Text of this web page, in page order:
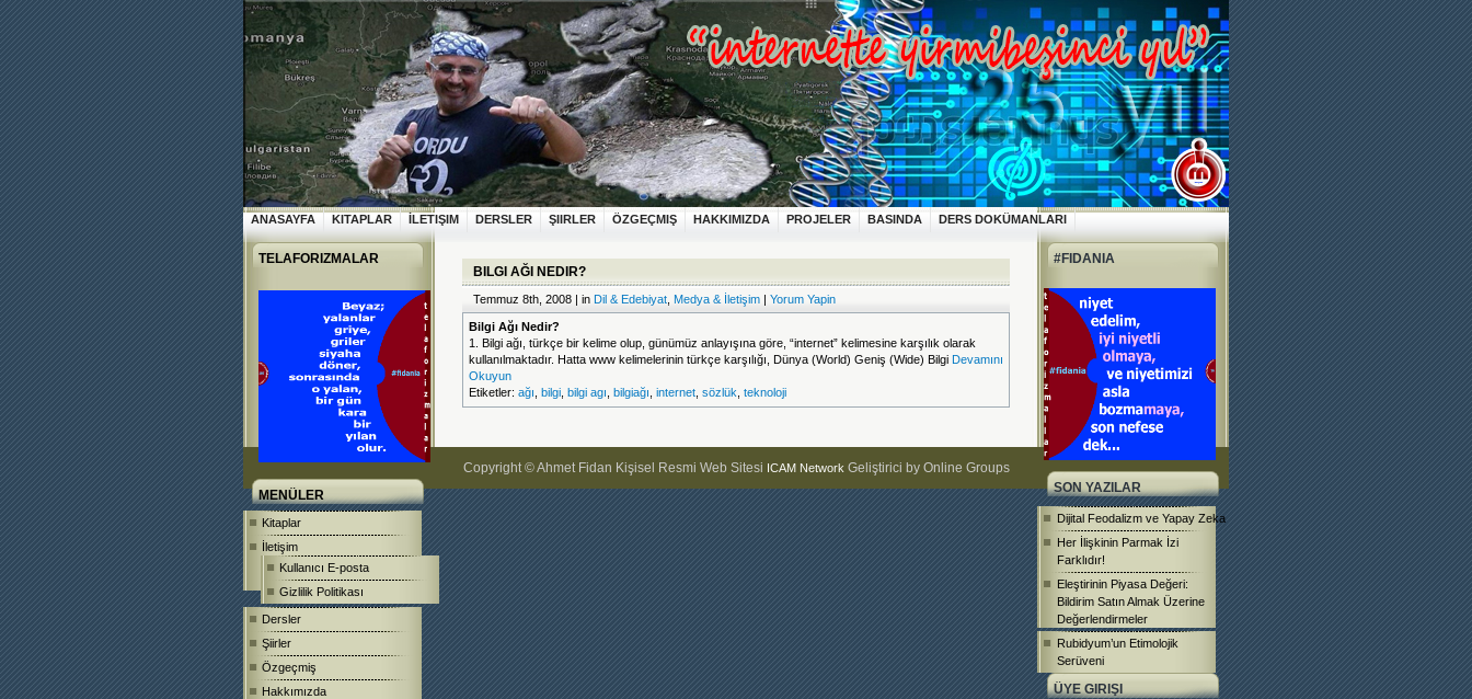
ANASAYFA KITAPLAR İLETIŞIM DERSLER ŞIIRLER ÖZGEÇMIŞ HAKKIMIZDA PROJELER BASINDA DERS DOKÜMANLARI
TELAFORIZMALAR
MENÜLER
Kitaplar
İletişim
Kullanıcı E-posta
Gizlilik Politikası
Dersler
Şiirler
Özgeçmiş
Hakkımızda
#FIDANIA
SON YAZILAR
Dijital Feodalizm ve Yapay Zeka
Her İlişkinin Parmak İzi
Farklıdır!
Eleştirinin Piyasa Değeri:
Bildirim Satın Almak Üzerine
Değerlendirmeler
Rubidyum’un Etimolojik
Serüveni
ÜYE GIRIŞI
BILGI AĞI NEDIR?
Temmuz 8th, 2008 | in Dil & Edebiyat Medya & İletişim | Yorum Yapin
Bilgi Ağı Nedir?
1. Bilgi ağı, türkçe bir kelime olup, günümüz anlayışına göre, “internet” kelimesine karşılık olarak
kullanılmaktadır. Hatta www kelimelerinin türkçe karşılığı, Dünya (World) Geniş (Wide) Bilgi Devamını
Okuyun
Etiketler: ağı bilgi bilgi agı bilgiağı internet sözlük teknoloji
Copyright © Ahmet Fidan Kişisel Resmi Web Sitesi ICAM NetworkGeliştirici by Online Groups